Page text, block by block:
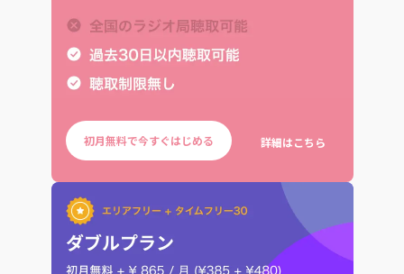
初月無料で今すぐはじめる 詳細はこちら